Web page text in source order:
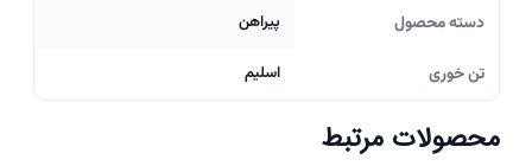
دسته محصول پیراهن
تن خوری اسلیم
محصولات مرتبط